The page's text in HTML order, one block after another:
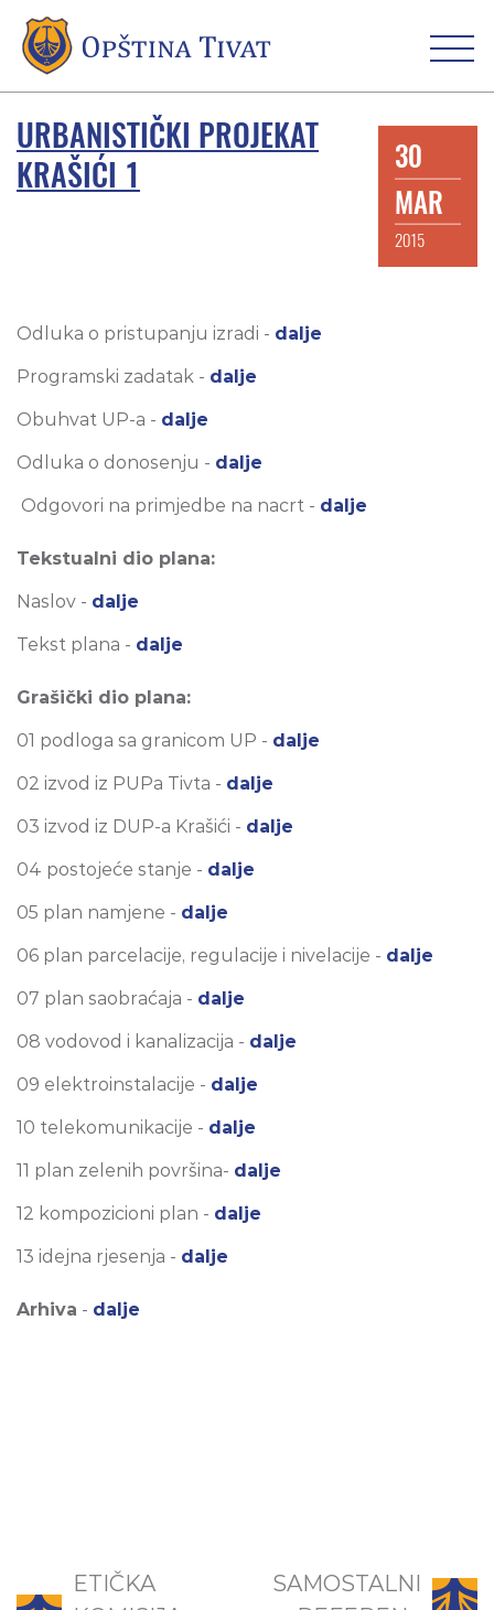
URBANISTIČKI PROJEKAT
KRAŠIĆI 1
30
MAR
2015
Odluka o pristupanju izradi - dalje
Programski zadatak - dalje
Obuhvat UP-a - dalje
Odluka o donosenju - dalje
Odgovori na primjedbe na nacrt - dalje
Tekstualni dio plana:
Naslov - dalje
Tekst plana - dalje
Grašički dio plana:
01 podloga sa granicom UP - dalje
02 izvod iz PUPa Tivta - dalje
03 izvod iz DUP-a Krašići - dalje
04 postojeće stanje - dalje
05 plan namjene - dalje
06 plan parcelacije, regulacije i nivelacije - dalje
07 plan saobraćaja - dalje
08 vodovod i kanalizacija - dalje
09 elektroinstalacije - dalje
10 telekomunikacije - dalje
11 plan zelenih površina- dalje
12 kompozicioni plan - dalje
13 idejna rjesenja - dalje
Arhiva - dalje
ETIČKA
SAMOSTALNI